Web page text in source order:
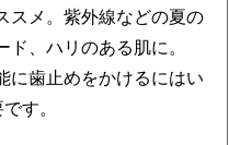
スメ。紫外線などの夏の
、ハリのある肌に。
に歯止めをかけるにはい
す。